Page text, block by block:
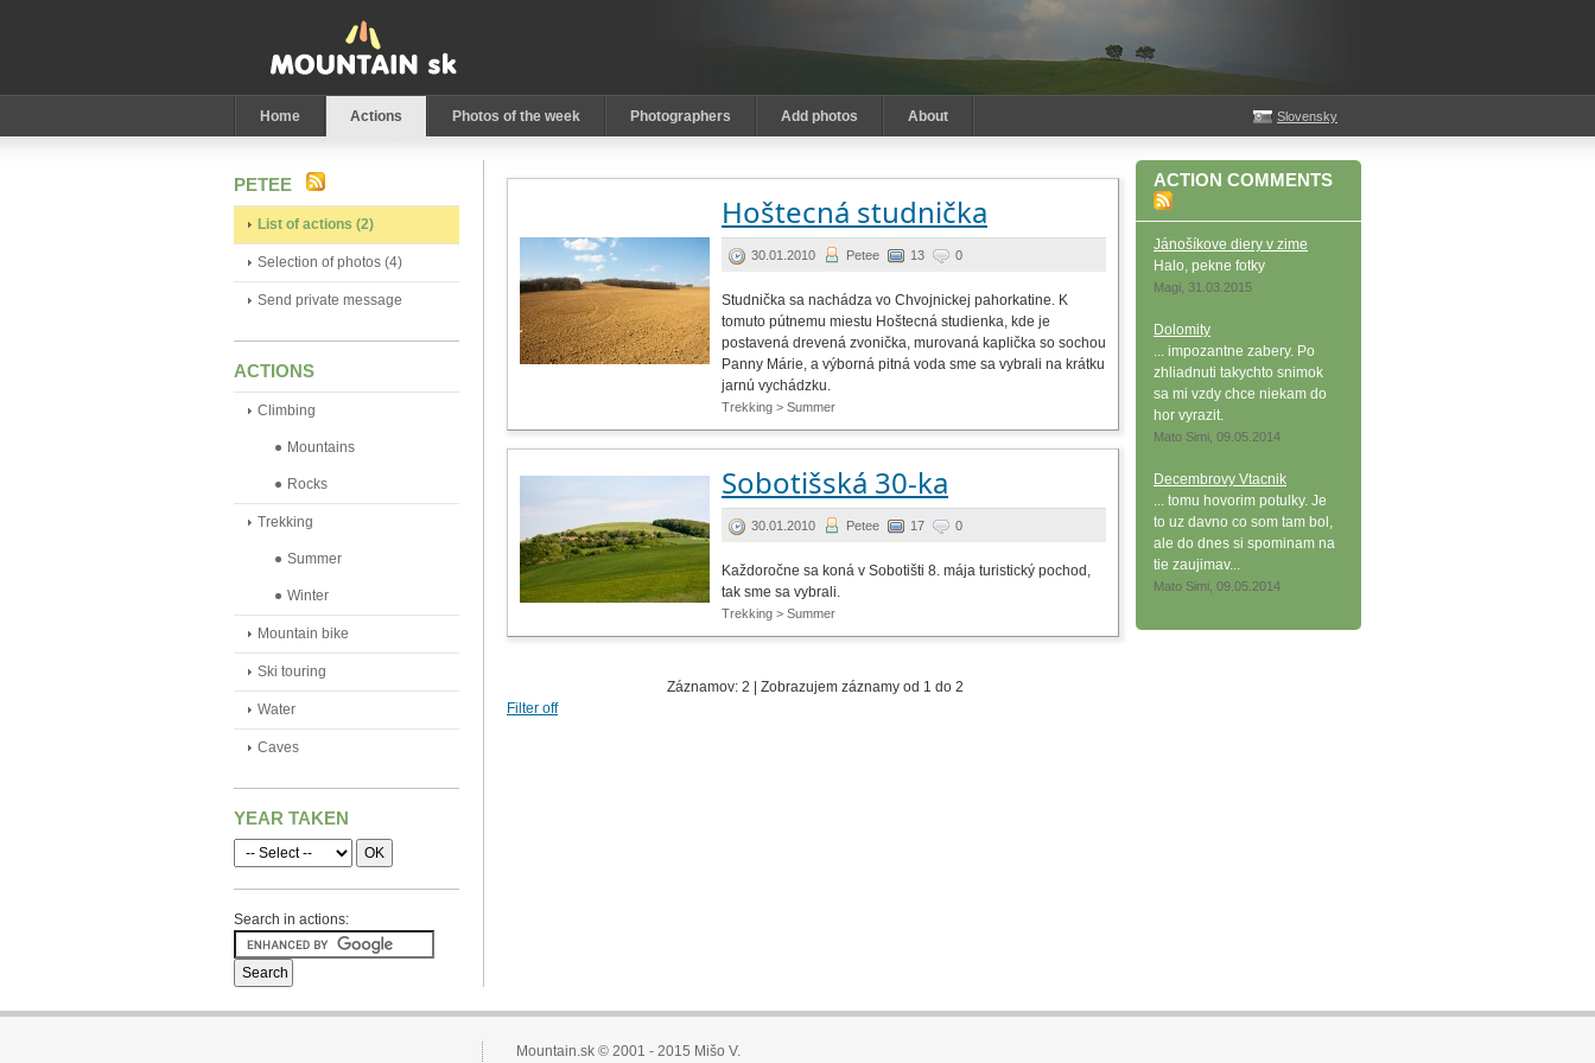
Slovensky
Home Actions Photos of the week Photographers Add photos About
Hoštecná studnička
30.01.2010 Petee 13 0
Studnička sa nachádza vo Chvojnickej pahorkatine. K
tomuto pútnemu miestu Hoštecná studienka, kde je
postavená drevená zvonička, murovaná kaplička so sochou
Panny Márie, a výborná pitná voda sme sa vybrali na krátku
jarnú vychádzku.
Trekking > Summer
Sobotišská 30-ka
30.01.2010 Petee 17 0
Každoročne sa koná v Sobotišti 8. mája turistický pochod,
tak sme sa vybrali.
Trekking > Summer
Záznamov: 2 | Zobrazujem záznamy od 1 do 2
Filter off
PETEE
List of actions (2)
Selection of photos (4)
Send private message
ACTIONS
Climbing
Mountains
Rocks
Trekking
Summer
Winter
Mountain bike
Ski touring
Water
Caves
YEAR TAKEN
Search in actions:
ACTION COMMENTS
Jánošíkove diery v zime
Halo, pekne fotky
Magi, 31.03.2015
Dolomity
... impozantne zabery. Po
zhliadnuti takychto snimok
sa mi vzdy chce niekam do
hor vyrazit.
Mato Simi, 09.05.2014
Decembrovy Vtacnik
... tomu hovorim potulky. Je
to uz davno co som tam bol,
ale do dnes si spominam na
tie zaujimav...
Mato Simi, 09.05.2014
Mountain.sk © 2001 - 2015 Mišo V.